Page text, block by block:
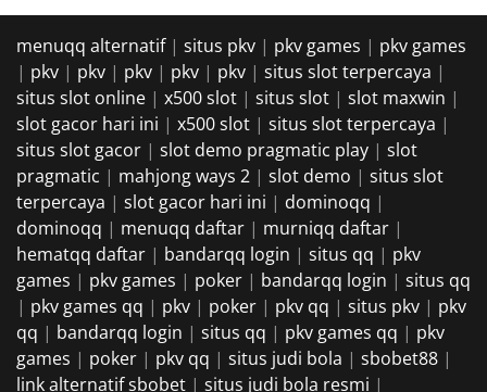
menuqq alternatif| situs pkv | pkv games | pkv games
| pkv | pkv | pkv | pkv | pkv | situs slot terpercaya |
situs slot online | x500 slot | situs slot | slot maxwin |
slot gacor hari ini | x500 slot | situs slot terpercaya |
situs slot gacor | slot demo pragmatic play | slot
pragmatic | mahjong ways 2 | slot demo | situs slot
terpercaya | slot gacor hari ini | dominoqq |
dominoqq | menuqq daftar | murniqq daftar |
hematqq daftar | bandarqq login | situs qq | pkv
games | pkv games | poker | bandarqq login | situs qq
| pkv games qq | pkv | poker | pkv qq | situs pkv | pkv
qq | bandarqq login | situs qq | pkv games qq | pkv
games | poker | pkv qq | situs judi bola | sbobet88 |
link alternatif sbobet | situs judi bola resmi |